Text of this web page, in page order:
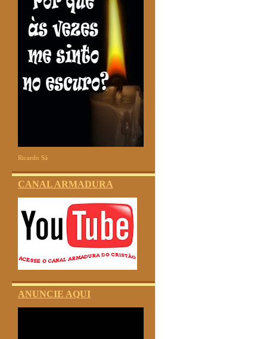
Ricardo Sá
CANAL ARMADURA
ANUNCIE AQUI